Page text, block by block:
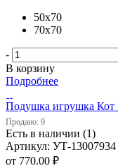
50х70
70х70
-
В корзину
Подробнее
Подушка игрушка Кот
Продано: 9
Есть в наличии (1)
Артикул: УТ-13007934
от 770.00 ₽